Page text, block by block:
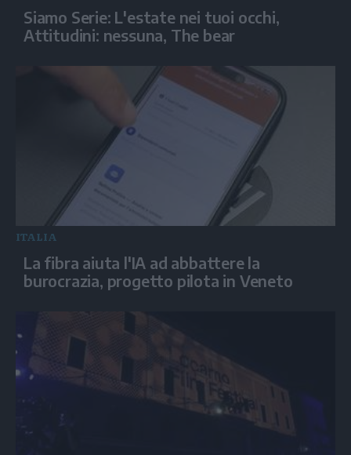
Siamo Serie: L'estate nei tuoi occhi,
Attitudini: nessuna, The bear
ITALIA
La fibra aiuta l'IA ad abbattere la
burocrazia, progetto pilota in Veneto